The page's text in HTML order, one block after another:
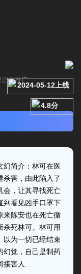
在推广
4.8分
2024-05-12上线
幻简介：林可在医
杀害，由此陷入了
会，让其寻找死亡
到看见凶手口罩下
来陈安也在死亡循
杀死林可。林可用
以为一切已经结束
幻觉，自己是制药
接害人…